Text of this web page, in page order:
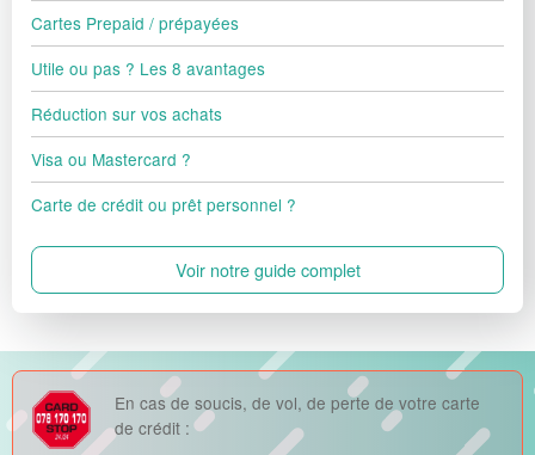
Cartes Prepaid / prépayées
Utile ou pas ? Les 8 avantages
Réduction sur vos achats
Visa ou Mastercard ?
Carte de crédit ou prêt personnel ?
Voir notre guide complet
En cas de soucis, de vol, de perte de votre carte
de crédit :